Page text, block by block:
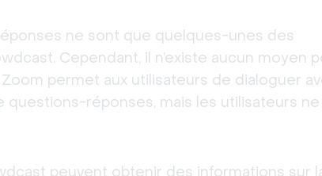
ne sont que quelques-unes des
Cependant, il n’existe aucun moyen
permet aux utilisateurs de dialoguer
réponses, mais les utilisateurs
peuvent obtenir des informations sur